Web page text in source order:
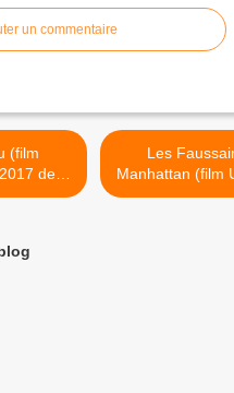
un commentaire
de
Les
Manhattan (film
>